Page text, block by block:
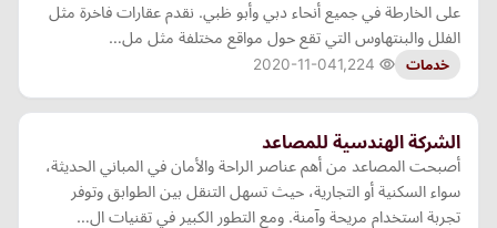
على الخارطة في جميع أنحاء دبي وأبو ظبي. نقدم عقارات فاخرة مثل
الفلل والبنتهاوس التي تقع حول مواقع مختلفة مثل مل…
خدمات 2020-11-04
الشركة الهندسية للمصاعد
أصبحت المصاعد من أهم عناصر الراحة والأمان في المباني الحديثة،
سواء السكنية أو التجارية، حيث تسهل التنقل بين الطوابق وتوفر
تجربة استخدام مريحة وآمنة. ومع التطور الكبير في تقنيات ال…